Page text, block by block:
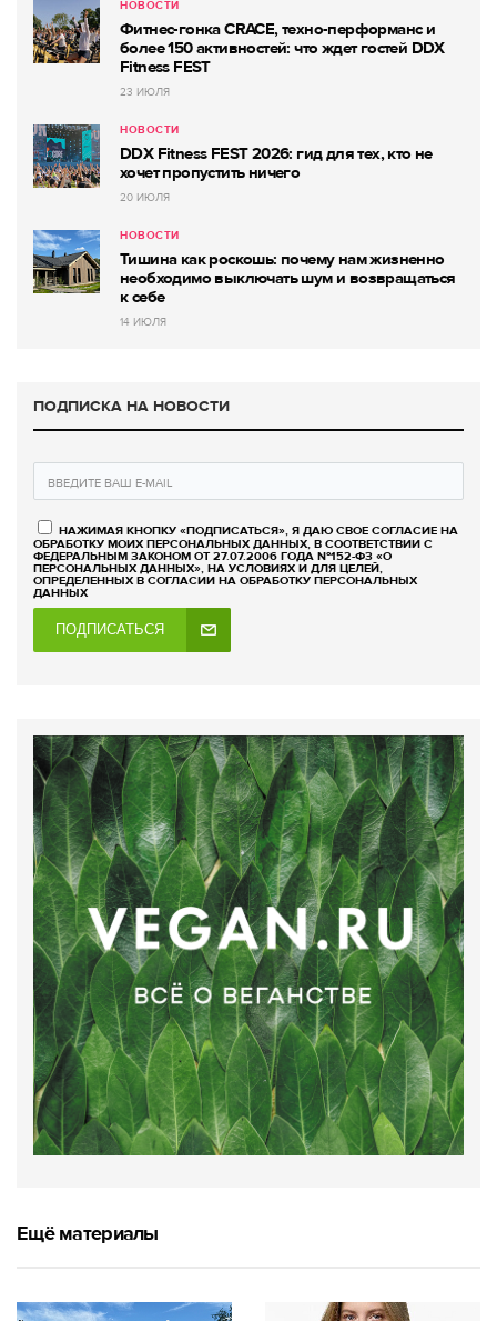
НОВОСТИ
Фитнес-гонка CRACE, техно-перформанс и
более 150 активностей: что ждет гостей DDX
Fitness FEST
23 ИЮЛЯ
НОВОСТИ
DDX Fitness FEST 2026: гид для тех, кто не
хочет пропустить ничего
20 ИЮЛЯ
НОВОСТИ
Тишина как роскошь: почему нам жизненно
необходимо выключать шум и возвращаться
к себе
14 ИЮЛЯ
ПОДПИСКА НА НОВОСТИ
НАЖИМАЯ КНОПКУ «ПОДПИСАТЬСЯ», Я ДАЮ СВОЕ СОГЛАСИЕ НА
ОБРАБОТКУ МОИХ ПЕРСОНАЛЬНЫХ ДАННЫХ, В СООТВЕТСТВИИ С
ФЕДЕРАЛЬНЫМ ЗАКОНОМ ОТ 27.07.2006 ГОДА №152-ФЗ «О
ПЕРСОНАЛЬНЫХ ДАННЫХ», НА УСЛОВИЯХ И ДЛЯ ЦЕЛЕЙ,
ОПРЕДЕЛЕННЫХ В СОГЛАСИИ НА ОБРАБОТКУ ПЕРСОНАЛЬНЫХ
ДАННЫХ
ПОДПИСАТЬСЯ
Ещё материалы